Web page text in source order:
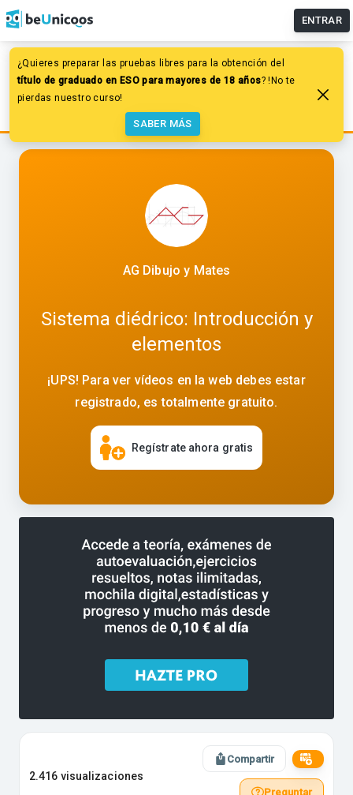
ENTRAR
¿Quieres preparar las pruebas libres para la obtención del
título de graduado en ESO para mayores de 18 años? !No te
pierdas nuestro curso!
SABER MÁS
Dibujo
Sistema diédrico
Introducción y fundamentos
Sistema diédrico: Introducción y elementos
AG Dibujo y Mates
Sistema diédrico: Introducción y
elementos
¡UPS! Para ver vídeos en la web debes estar
registrado, es totalmente gratuito.
Regístrate ahora gratis
2.416 visualizaciones
Compartir
Preguntar